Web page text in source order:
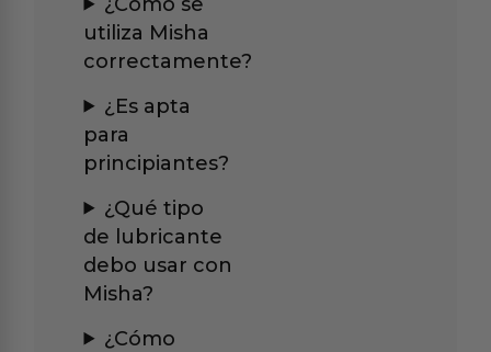
utiliza Misha
correctamente?
¿Es apta
para
principiantes?
¿Qué tipo
de lubricante
debo usar con
Misha?
¿Cómo